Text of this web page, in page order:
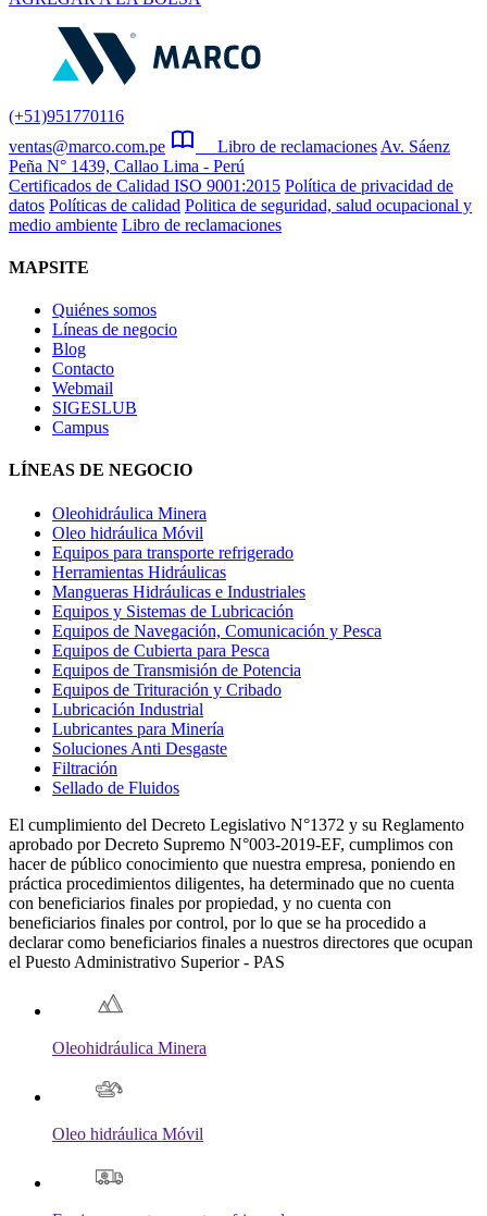
(+51)951770116
ventas@marco.com.pe
Libro de reclamaciones Av. Sáenz
Peña N° 1439, Callao Lima - Perú
Certificados de Calidad ISO 9001:2015 Política de privacidad de
datos Políticas de calidad Politica de seguridad, salud ocupacional y
medio ambiente Libro de reclamaciones
MAPSITE
Quiénes somos
Líneas de negocio
Blog
Contacto
Webmail
SIGESLUB
Campus
LÍNEAS DE NEGOCIO
Oleohidráulica Minera
Oleo hidráulica Móvil
Equipos para transporte refrigerado
Herramientas Hidráulicas
Mangueras Hidráulicas e Industriales
Equipos y Sistemas de Lubricación
Equipos de Navegación, Comunicación y Pesca
Equipos de Cubierta para Pesca
Equipos de Transmisión de Potencia
Equipos de Trituración y Cribado
Lubricación Industrial
Lubricantes para Minería
Soluciones Anti Desgaste
Filtración
Sellado de Fluidos
El cumplimiento del Decreto Legislativo N°1372 y su Reglamento
aprobado por Decreto Supremo N°003-2019-EF, cumplimos con
hacer de público conocimiento que nuestra empresa, poniendo en
práctica procedimientos diligentes, ha determinado que no cuenta
con beneficiarios finales por propiedad, y no cuenta con
beneficiarios finales por control, por lo que se ha procedido a
declarar como beneficiarios finales a nuestros directores que ocupan
el Puesto Administrativo Superior - PAS
Oleohidráulica Minera
Oleo hidráulica Móvil